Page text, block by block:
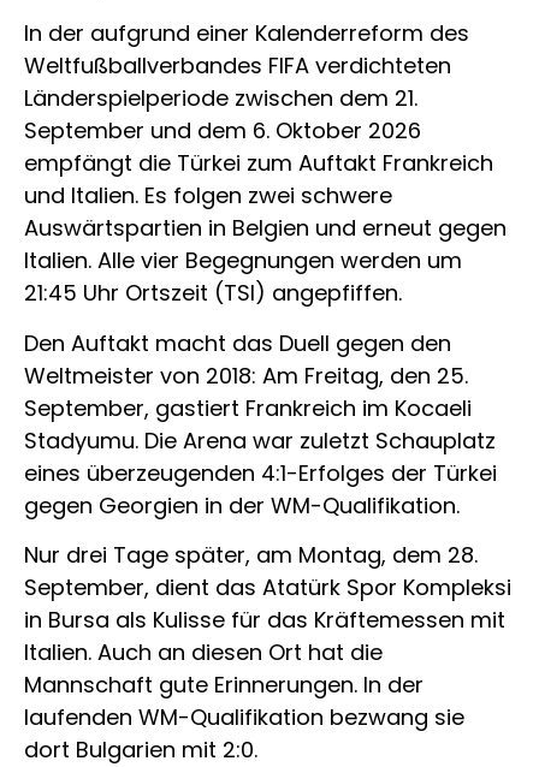
In der aufgrund einer Kalenderreform des
Weltfußballverbandes FIFA verdichteten
Länderspielperiode zwischen dem 21.
September und dem 6. Oktober 2026
empfängt die Türkei zum Auftakt Frankreich
und Italien. Es folgen zwei schwere
Auswärtspartien in Belgien und erneut gegen
Italien. Alle vier Begegnungen werden um
21:45 Uhr Ortszeit (TSI) angepfiffen.
Den Auftakt macht das Duell gegen den
Weltmeister von 2018: Am Freitag, den 25.
September, gastiert Frankreich im Kocaeli
Stadyumu. Die Arena war zuletzt Schauplatz
eines überzeugenden 4:1-Erfolges der Türkei
gegen Georgien in der WM-Qualifikation.
Nur drei Tage später, am Montag, dem 28.
September, dient das Atatürk Spor Kompleksi
in Bursa als Kulisse für das Kräftemessen mit
Italien. Auch an diesen Ort hat die
Mannschaft gute Erinnerungen. In der
laufenden WM-Qualifikation bezwang sie
dort Bulgarien mit 2:0.